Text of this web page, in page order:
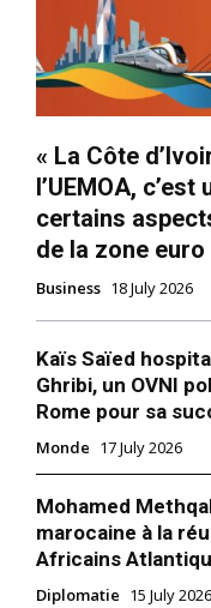
« La Côte
l’UEMOA,
certains
de la zone euro
Business 18 July 2026
Kaïs Saïed
Ghribi, un OVNI
Rome pour sa
Monde 17 July 2026
Mohamed
marocaine à la
Africains
Diplomatie 15 July 2026